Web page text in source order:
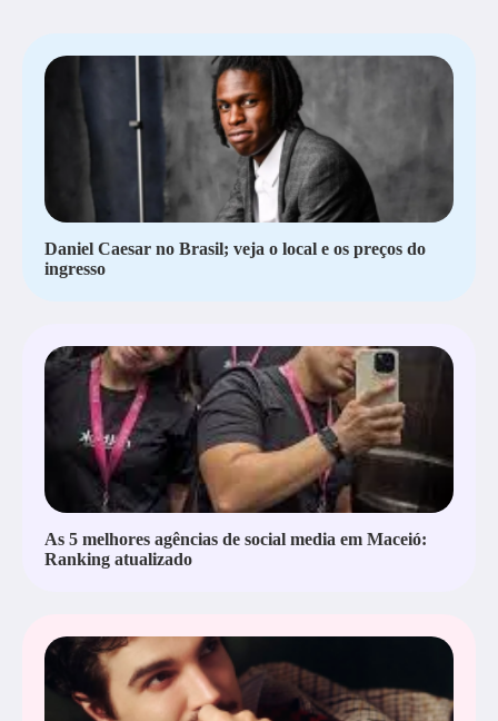
Daniel Caesar no Brasil; veja o local e os preços do
ingresso
As 5 melhores agências de social media em Maceió:
Ranking atualizado